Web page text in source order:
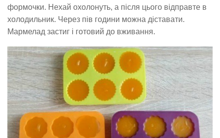
формочки. Нехай охолонуть, а після цього відправте в
холодильник. Через пів години можна діставати.
Мармелад застиг і готовий до вживання.